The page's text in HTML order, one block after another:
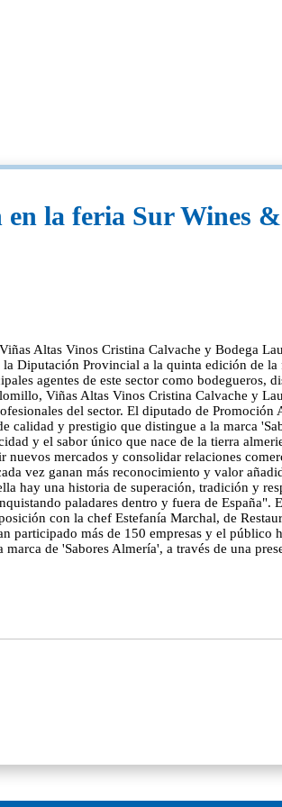
la feria Sur Wines
Altas Vinos Cristina Calvache y Bodega
Diputación Provincial a la quinta edición de
agentes de este sector como
Viñas Altas Vinos Cristina Calvache y
del sector. El diputado de
y prestigio que distingue a la marca
y el sabor único que nace de la tierra
mercados y consolidar relaciones
vez ganan más reconocimiento y valor
hay una historia de superación, tradición y
paladares dentro y fuera de
con la chef Estefanía Marchal, de
más de 150 empresas y el público
de 'Sabores Almería', a través de una